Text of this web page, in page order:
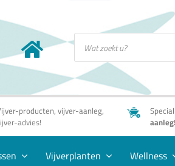
Producten
zoeken
producten, vijver-aanleg,
advies!
aanleg!
Vijverplanten Wellness